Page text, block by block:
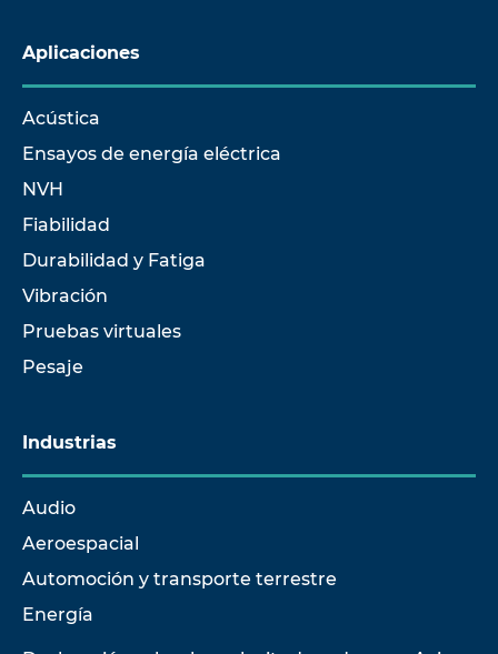
Aplicaciones
Acústica
Ensayos de energía eléctrica
NVH
Fiabilidad
Durabilidad y Fatiga
Vibración
Pruebas virtuales
Pesaje
Industrias
Audio
Aeroespacial
Automoción y transporte terrestre
Energía